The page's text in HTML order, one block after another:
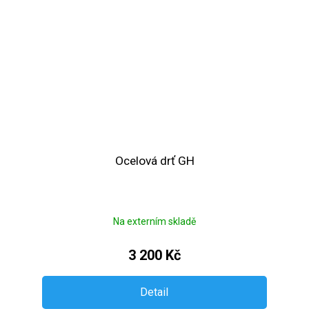
Ocelová drť GH
Na externím skladě
3 200 Kč
Detail